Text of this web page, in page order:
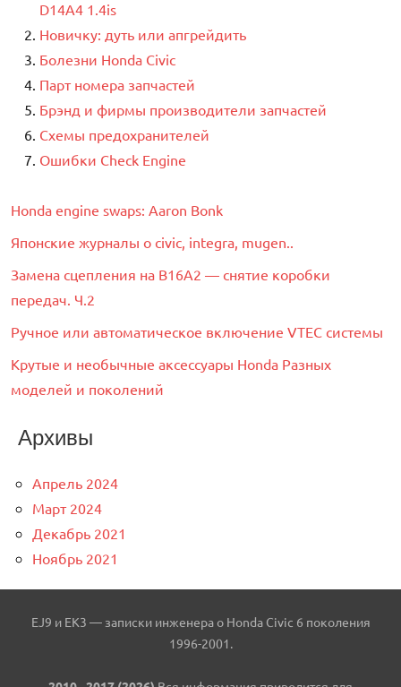
D14A4 1.4is
Новичку: дуть или апгрейдить
Болезни Honda Civic
Парт номера запчастей
Брэнд и фирмы производители запчастей
Схемы предохранителей
Ошибки Check Engine
Honda engine swaps: Aaron Bonk
Японские журналы о civic, integra, mugen..
Замена сцепления на B16A2 — снятие коробки
передач. Ч.2
Ручное или автоматическое включение VTEC системы
Крутые и необычные аксессуары Honda Разных
моделей и поколений
Архивы
Апрель 2024
Март 2024
Декабрь 2021
Ноябрь 2021
EJ9 и EK3 — записки инженера о Honda Civic 6 поколения
1996-2001.